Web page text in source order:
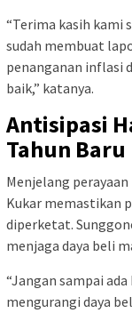
“Terima kasih kami
sudah membuat
penanganan inflasi
baik,” katanya.
Antisipasi
Tahun Baru
Menjelang
Kukar memastikan
diperketat.
menjaga daya beli
“Jangan sampai
mengurangi daya